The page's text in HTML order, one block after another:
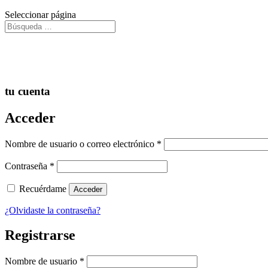
Seleccionar página
tu cuenta
Acceder
Nombre de usuario o correo electrónico *
Contraseña *
Recuérdame Acceder
¿Olvidaste la contraseña?
Registrarse
Nombre de usuario *